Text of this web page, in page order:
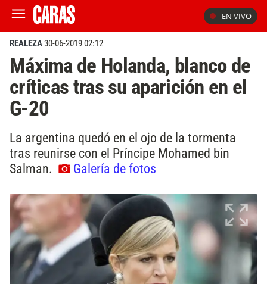
EN VIVO
REALEZA30-06-2019 02:12
Máxima de Holanda, blanco de
críticas tras su aparición en el
G-20
La argentina quedó en el ojo de la tormenta
tras reunirse con el Príncipe Mohamed bin
Salman.
Galería de fotos